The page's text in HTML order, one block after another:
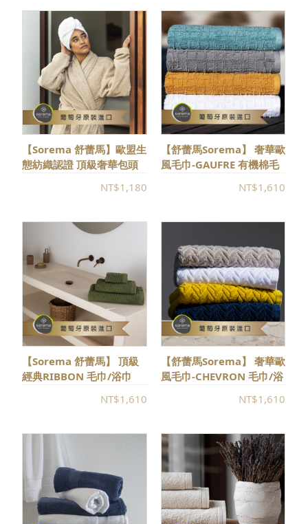
【Sorema 舒蕾馬】歐盟生
態紡織認證 頂級奢華包頭
NT$1,180
【舒蕾馬Sorema】 奢華歐
風毛巾-GAUFRE 有機棉毛
NT$1,610
【Sorema 舒蕾馬】 頂級
經典RIBBON 毛巾/浴巾
NT$1,610
【舒蕾馬Sorema】 奢華歐
風毛巾-CHEVRON 毛巾/浴
NT$1,610